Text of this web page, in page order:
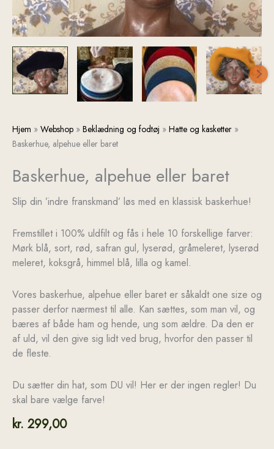
Hjem » Webshop » Beklædning og fodtøj » Hatte og kasketter »
Baskerhue, alpehue eller baret
Baskerhue, alpehue eller baret
Slip din ’indre franskmand’ løs med en klassisk baskerhue!
Fremstillet i 100% uldfilt og fås i hele 10 forskellige farver:
Mørk blå, sort, rød, safran gul, lyserød, gråmeleret, lyserød
meleret, koksgrå, himmel blå, lilla og kamel.
Vores baskerhue, alpehue eller baret er såkaldt one size og
passer derfor nærmest til alle. Kan sættes, som man vil, og
bæres af både ham og hende, ung som ældre. Da den er
af uld, vil den give sig lidt ved brug, hvorfor den passer til
de fleste.
Du sætter din hat, som DU vil! Her er der ingen regler! Du
skal bare vælge farve!
kr. 299,00
Baskerhue,
alpehue
baret
antal